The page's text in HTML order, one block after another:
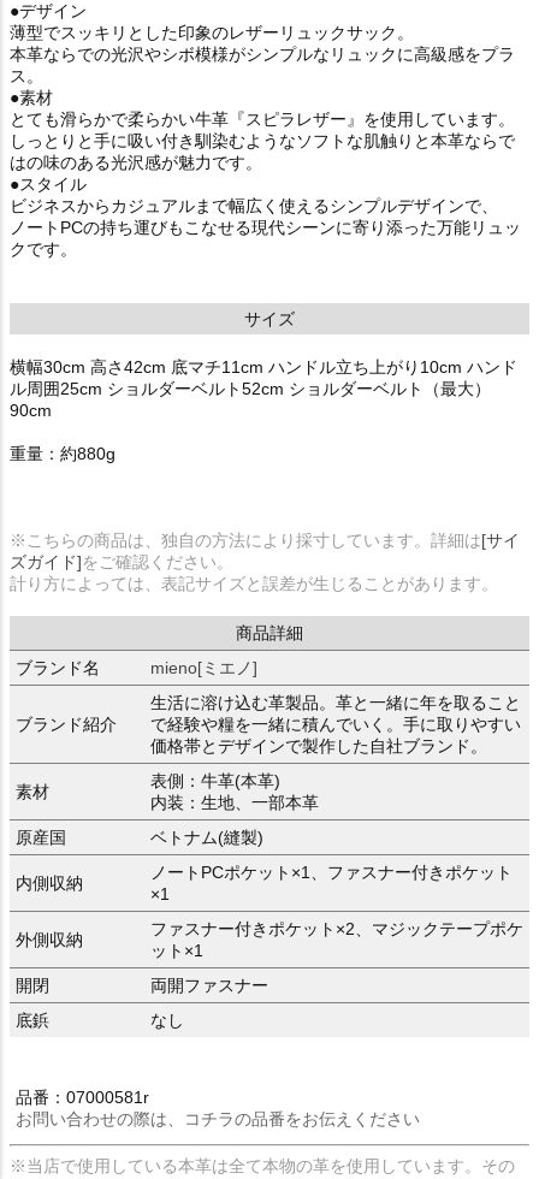
●デザイン
薄型でスッキリとした印象のレザーリュックサック。
本革ならでの光沢やシボ模様がシンプルなリュックに高級感をプラ
ス。
●素材
とても滑らかで柔らかい牛革『スピラレザー』を使用しています。
しっとりと手に吸い付き馴染むようなソフトな肌触りと本革ならで
はの味のある光沢感が魅力です。
●スタイル
ビジネスからカジュアルまで幅広く使えるシンプルデザインで、
ノートPCの持ち運びもこなせる現代シーンに寄り添った万能リュッ
クです。
サイズ
横幅30cm 高さ42cm 底マチ11cm ハンドル立ち上がり10cm ハンド
ル周囲25cm ショルダーベルト52cm ショルダーベルト（最大）
90cm
重量：約880g
※こちらの商品は、独自の方法により採寸しています。詳細は[サイ
ズガイド]をご確認ください。
計り方によっては、表記サイズと誤差が生じることがあります。
商品詳細
ブランド名
mieno[ミエノ]
ブランド紹介
生活に溶け込む革製品。革と一緒に年を取ること
で経験や糧を一緒に積んでいく。手に取りやすい
価格帯とデザインで製作した自社ブランド。
素材
表側：牛革(本革)
内装：生地、一部本革
原産国
ベトナム(縫製)
内側収納
ノートPCポケット×1、ファスナー付きポケット
×1
外側収納
ファスナー付きポケット×2、マジックテープポケ
ット×1
開閉
両開ファスナー
底鋲
なし
品番：07000581r
お問い合わせの際は、コチラの品番をお伝えください
※当店で使用している本革は全て本物の革を使用しています。その